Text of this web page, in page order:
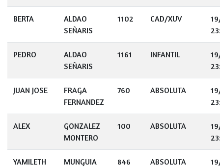
BERTA
ALDAO
SEÑARIS
1102 CAD/XUV
PEDRO
ALDAO
SEÑARIS
1161 INFANTIL
JUAN JOSE
FRAGA
FERNANDEZ
760 ABSOLUTA
ALEX
GONZALEZ
MONTERO
100 ABSOLUTA
YAMILETH
MUNGUIA
846 ABSOLUTA